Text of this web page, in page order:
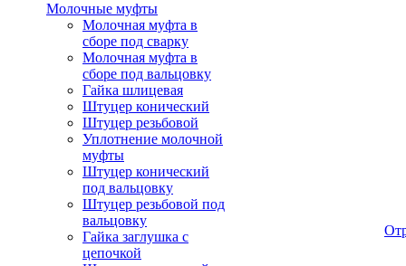
Молочные муфты
Молочная муфта в
сборе под сварку
Молочная муфта в
сборе под вальцовку
Гайка шлицевая
Штуцер конический
Штуцер резьбовой
Уплотнение молочной
муфты
Штуцер конический
под вальцовку
Штуцер резьбовой под
вальцовку
Гайка заглушка с
цепочкой